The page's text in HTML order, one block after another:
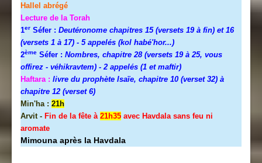
Hallel abrégé
Lecture de la Torah
1er Séfer : Deutéronome chapitres 15 (versets 19 à fin) et 16
(versets 1 à 17) - 5 appelés (kol habé'hor...)
2ème Séfer : Nombres, chapitre 28 (versets 19 à 25, vous
offirez - véhikravtem) - 2 appelés (1 et maftir)
Haftara : livre du prophète Isaïe, chapitre 10 (verset 32) à
chapitre 12 (verset 6)
Min'ha : 21h
Arvit - Fin de la fête à 21h35 avec Havdala sans feu ni
aromate
Mimouna après la Havdala